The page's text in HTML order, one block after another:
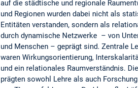
auf die städtische und regionale
und Regionen wurden dabei nicht als
Entitäten verstanden, sondern als
durch dynamische Netzwerke – von
und Menschen – geprägt sind. Zentrale
waren Wirkungsorientierung,
und ein relationales Raumverständnis.
prägten sowohl Lehre als auch